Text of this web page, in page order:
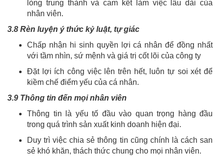
lòng trung thành và cam kết làm việc lâu dài của
nhân viên.
3.8 Rèn luyện ý thức kỷ luật, tự giác
Chấp nhận hi sinh quyền lợi cá nhân để đồng nhất
với tầm nhìn, sứ mệnh và giá trị cốt lõi của công ty
Đặt lợi ích công việc lên trên hết, luôn tự soi xét để
kiềm chế điểm yếu của cá nhân.
3.9 Thông tin đến mọi nhân viên
Thông tin là yếu tố đầu vào quan trọng hàng đầu
trong quá trình sản xuất kinh doanh hiện đại.
Duy trì việc chia sẻ thông tin cũng chính là cách san
sẻ khó khăn, thách thức chung cho mọi nhân viên.